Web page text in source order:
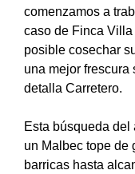
comenzamos a
caso de Finca
posible cosechar
una mejor frescura
detalla Carretero.
Esta búsqueda del
un Malbec tope de
barricas hasta